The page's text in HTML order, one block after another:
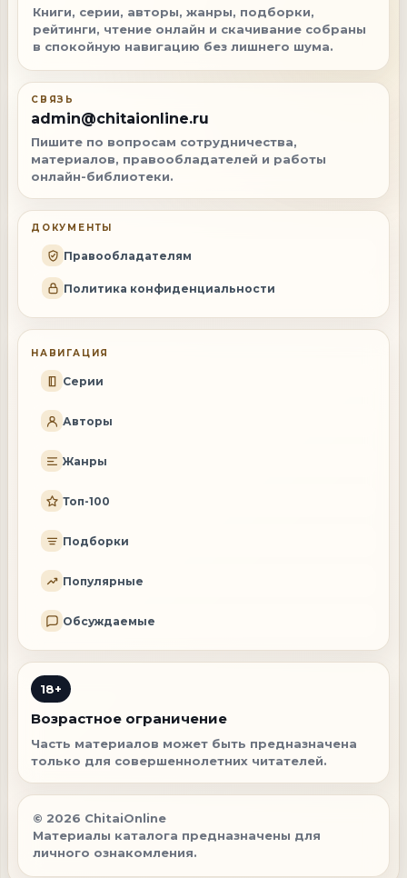
Книги, серии, авторы, жанры, подборки,
рейтинги, чтение онлайн и скачивание собраны
в спокойную навигацию без лишнего шума.
СВЯЗЬ
admin@chitaionline.ru
Пишите по вопросам сотрудничества,
материалов, правообладателей и работы
онлайн-библиотеки.
ДОКУМЕНТЫ
Правообладателям
Политика конфиденциальности
НАВИГАЦИЯ
Серии
Авторы
Жанры
Топ-100
Подборки
Популярные
Обсуждаемые
18+
Возрастное ограничение
Часть материалов может быть предназначена
только для совершеннолетних читателей.
© 2026 ChitaiOnline
Материалы каталога предназначены для
личного ознакомления.